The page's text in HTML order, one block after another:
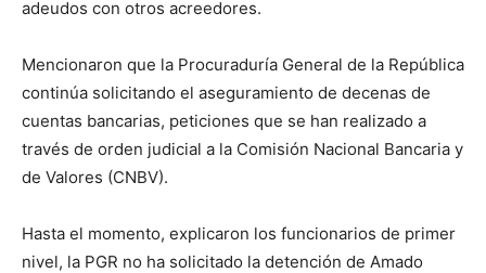
adeudos con otros acreedores.
Mencionaron que la Procuraduría General de la República
continúa solicitando el aseguramiento de decenas de
cuentas bancarias, peticiones que se han realizado a
través de orden judicial a la Comisión Nacional Bancaria y
de Valores (CNBV).
Hasta el momento, explicaron los funcionarios de primer
nivel, la PGR no ha solicitado la detención de Amado